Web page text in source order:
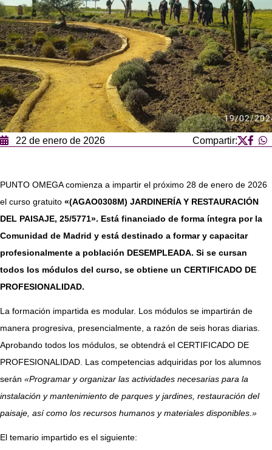
22 de enero de 2026 Compartir:
PUNTO OMEGA comienza a impartir el próximo 28 de enero de 2026
el curso gratuito «(AGAO0308M) JARDINERÍA Y RESTAURACIÓN
DEL PAISAJE, 25/5771». Está financiado de forma íntegra por la
Comunidad de Madrid y está destinado a formar y capacitar
profesionalmente a población DESEMPLEADA. Si se cursan
todos los módulos del curso, se obtiene un CERTIFICADO DE
PROFESIONALIDAD.
La formación impartida es modular. Los módulos se impartirán de
manera progresiva, presencialmente, a razón de seis horas diarias.
Aprobando todos los módulos, se obtendrá el CERTIFICADO DE
PROFESIONALIDAD. Las competencias adquiridas por los alumnos
serán «Programar y organizar las actividades necesarias para la
instalación y mantenimiento de parques y jardines, restauración del
paisaje, así como los recursos humanos y materiales disponibles.»
El temario impartido es el siguiente: